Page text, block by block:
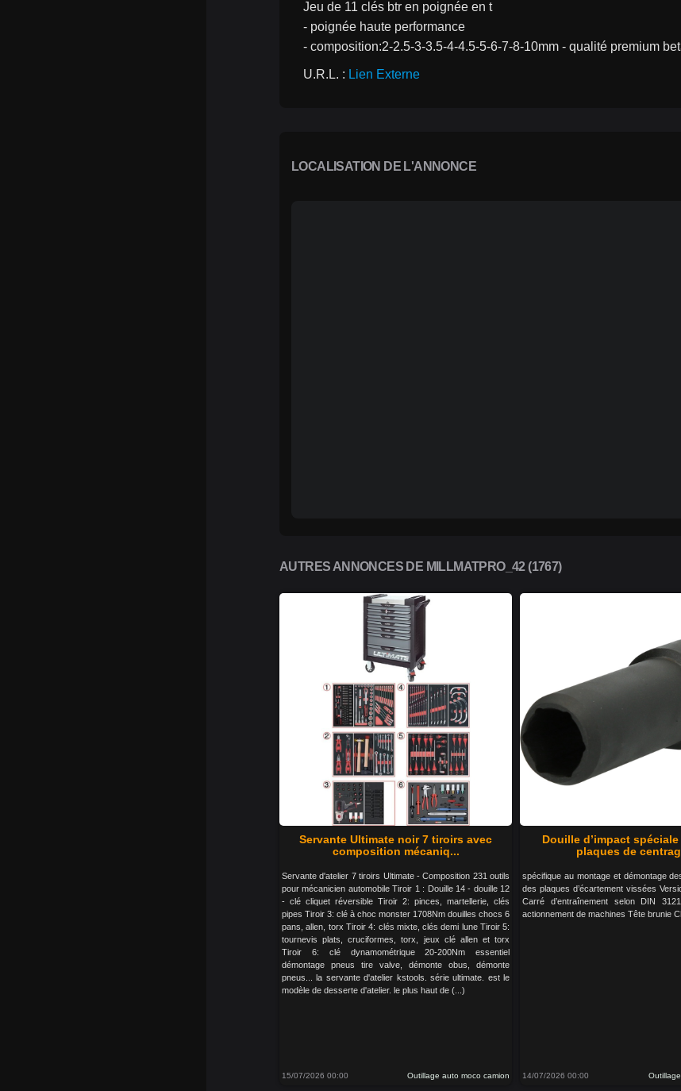
Jeu de 11 clés btr en poignée en t
- poignée haute performance
- composition:2-2.5-3-3.5-4-4.5-5-6-7-8-10mm - qualité premium
U.R.L. : Lien Externe
LOCALISATION DE L'ANNONCE
AUTRES ANNONCES DE MILLMATPRO_42 (1767)
Servante Ultimate noir 7 tiroirs avec
composition mécaniq...
Servante d'atelier 7 tiroirs Ultimate - Composition 231 outils
pour mécanicien automobile Tiroir 1 : Douille 14 - douille 12
- clé cliquet réversible Tiroir 2: pinces, martellerie, clés
pipes Tiroir 3: clé à choc monster 1708Nm douilles chocs 6
pans, allen, torx Tiroir 4: clés mixte, clés demi lune Tiroir 5:
tournevis plats, cruciformes, torx, jeux clé allen et torx
Tiroir 6: clé dynamométrique 20-200Nm essentiel
démontage pneus tire valve, démonte obus, démonte
pneus... la servante d'atelier kstools. série ultimate. est le
modèle de desserte d'atelier. le plus haut de (...)
15/07/2026 00:00 Outillage auto moco camion
Douille d’impact
plaques de
spécifique au montage et démontage
des plaques d’écartement vissées
Carré d’entraînement selon DIN
actionnement de machines Tête brunie
14/07/2026 00:00